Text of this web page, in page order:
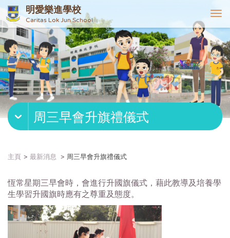
明愛樂進學校
Caritas Lok Jun School
T
o
g
g
l
e
n
v
g
n
周三早會升旗禮儀式
主頁 最新消息 周三早會升旗禮儀式
恆常星期三早會時，會進行升國旗儀式，藉此教導及培養學
生學習升國旗時應有之尊重及態度。